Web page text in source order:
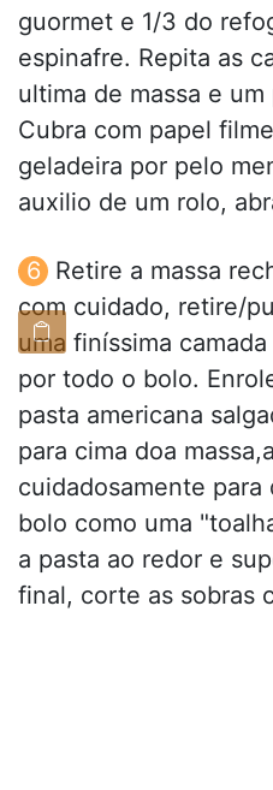
guormet e 1/3 do
espinafre. Repita as
ultima de massa e
Cubra com papel
geladeira por pelo
auxilio de um rolo,
Retire a massa
com cuidado, retire/
uma finíssima
por todo o bolo.
pasta americana
para cima doa
cuidadosamente
bolo como uma
a pasta ao redor e
final, corte as sobras